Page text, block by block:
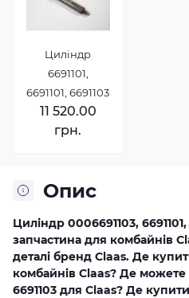
Опис
Циліндр 0006691103,
запчастина для комбайнів
деталі бренд Claas. Де
комбайнів Claas? Де
6691103 для Claas? Де
Циліндр
6691101,
6691101, 6691103
11 520.00
грн.